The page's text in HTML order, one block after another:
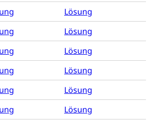
Lösung
Lösung
Lösung
Lösung
Lösung
Lösung
Frühe Förderung
Produktsicherheit,
Preisüberwacher,
parallele Einfuhr,
nationale Erschöpfung,
Preisabsprache, Kartell,
und
Verbraucherschutz
Berufsunfallversicherung,
Prämienverbilligung,